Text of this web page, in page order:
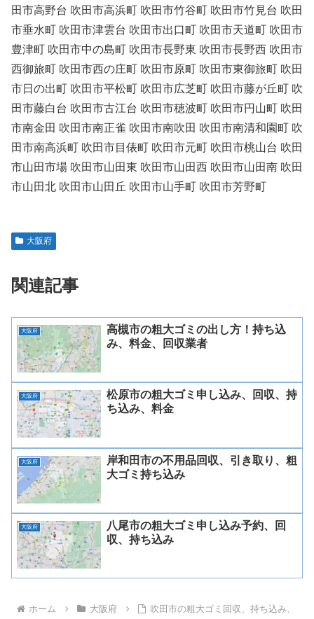
田市高野台 吹田市高浜町 吹田市竹谷町 吹田市竹見台 吹田
市垂水町 吹田市津雲台 吹田市出口町 吹田市天道町 吹田市
豊津町 吹田市中の島町 吹田市長野東 吹田市長野西 吹田市
西御旅町 吹田市西の庄町 吹田市原町 吹田市東御旅町 吹田
市日の出町 吹田市平松町 吹田市広芝町 吹田市藤が丘町 吹
田市藤白台 吹田市古江台 吹田市穂波町 吹田市円山町 吹田
市南金田 吹田市南正雀 吹田市南吹田 吹田市南清和園町 吹
田市南高浜町 吹田市目俵町 吹田市元町 吹田市桃山台 吹田
市山田市場 吹田市山田東 吹田市山田西 吹田市山田南 吹田
市山田北 吹田市山田丘 吹田市山手町 吹田市芳野町
大阪府
関連記事
大阪府
高槻市の粗大ゴミの出し方！持ち込
み、料金、回収業者
大阪府
松原市の粗大ゴミ申し込み、回収、持
ち込み、料金
大阪府
岸和田市の不用品回収、引き取り、粗
大ゴミ持ち込み
大阪府
八尾市の粗大ゴミ申し込み予約、回
収、持ち込み
ホーム 大阪府
吹田市の粗大ゴミ回収、持ち込み、